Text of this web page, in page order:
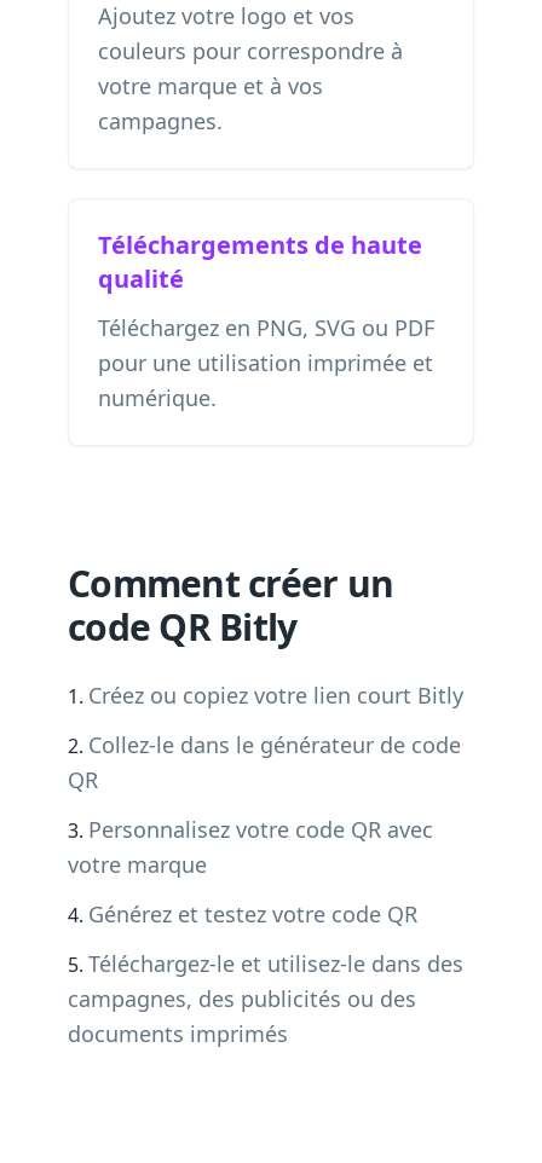
Ajoutez votre logo et vos
couleurs pour correspondre à
votre marque et à vos
campagnes.
Téléchargements de haute
qualité
Téléchargez en PNG, SVG ou PDF
pour une utilisation imprimée et
numérique.
Comment créer un
code QR Bitly
Créez ou copiez votre lien court Bitly
Collez-le dans le générateur de code
QR
Personnalisez votre code QR avec
votre marque
Générez et testez votre code QR
Téléchargez-le et utilisez-le dans des
campagnes, des publicités ou des
documents imprimés